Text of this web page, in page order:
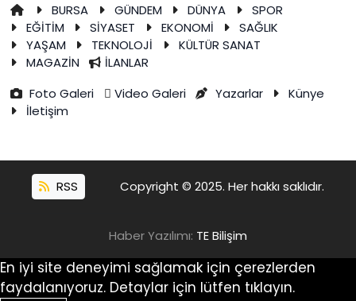
BURSA GÜNDEM DÜNYA
SPOR
EĞİTİM
SİYASET EKONOMİ
SAĞLIK
YAŞAM
TEKNOLOJİ
KÜLTÜR SANAT
MAGAZİN
İLANLAR
Foto Galeri
Video Galeri Yazarlar
Künye
İletişim
RSS Copyright © 2025. Her hakkı saklıdır.
Haber Yazılımı: TE Bilişim
En iyi site deneyimi sağlamak için çerezlerden
faydalanıyoruz. Detaylar için lütfen tıklayın.